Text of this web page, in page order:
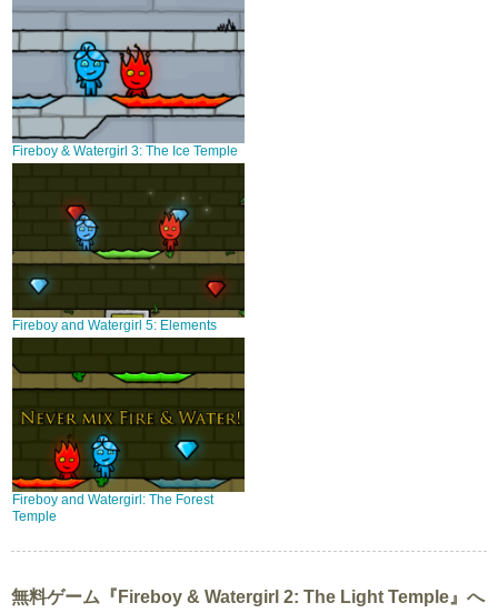
Fireboy & Watergirl 3: The Ice Temple
Fireboy and Watergirl 5: Elements
Fireboy and Watergirl: The Forest
Temple
無料ゲーム『Fireboy & Watergirl 2: The Light Temple』へ